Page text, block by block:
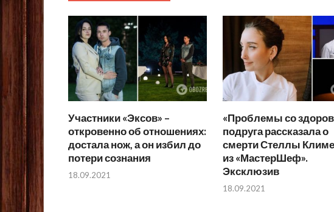
Участники «Эксов» –
откровенно об отношениях:
достала нож, а он избил до
потери сознания
18.09.2021
«Проблемы со
подруга рассказала о
смерти Стеллы
из «МастерШеф».
Эксклюзив
18.09.2021